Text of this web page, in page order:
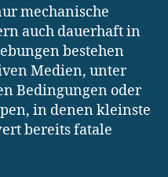
mechanische
auch dauerhaft in
bestehen
Medien, unter
Bedingungen oder
in denen kleinste
bereits fatale